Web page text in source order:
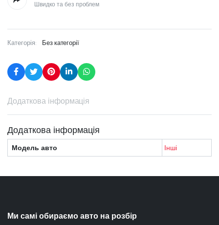
Швидко та без проблем
Категорія: Без категорії
Додаткова інформація
Додаткова інформація
Модель авто Інші
Ми самі обираємо авто на розбір